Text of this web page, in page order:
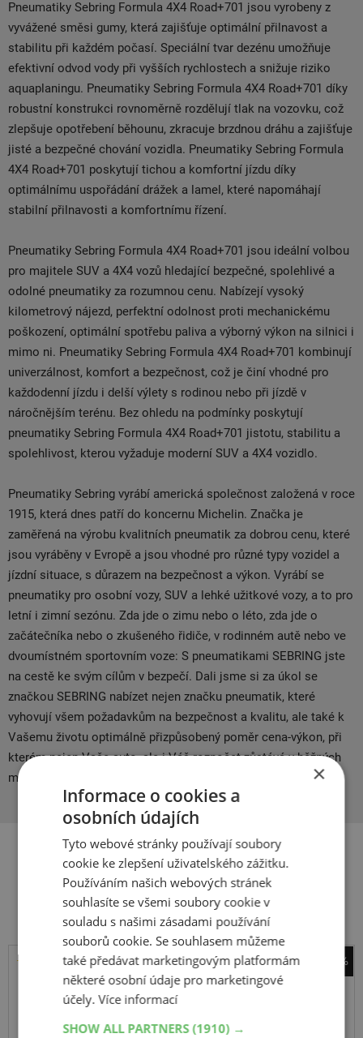
Pneumatiky Sebring Formula 4X4 Road+701 jsou vyrobeny z
vyvážené směsi gumy, která zajišťuje optimální přilnavost a
stabilitu při každém počasí. Speciální tvar dezénu umožňuje
efektivní odvod vody při vyšších rychlostech a snižuje riziko
aquaplaningu. Pneumatiky Sebring Formula 4X4 Road+701 díky
robustní konstrukci rovnoměrně rozdělují tlak na vozovku, což
zlepšuje opotřebení běhounu, zkracuje brzdnou dráhu a zajišťuje
jisté a bezpečné chování vozidla. Pneumatiky Sebring Formula
4X4 Road+701 poskytují tichou a komfortní jízdu díky
optimálnímu uspořádání drážek a lamel, které napomáhají
stabilní přilnavosti a komfortnímu řízení.
Pneumatiky Sebring Formula 4X4 Road+701 jsou ideální volbou
pro majitele SUV a 4X4 vozů hledající bezpečné, spolehlivé a
odolné pneumatiky za rozumnou cenu. Nabízejí vysoký
kilometrový nájezd, perfektní odolnost proti mechanickému
poškození, optimální spotřebu paliva a výborný výkon na silnici i
mimo ni. Pneumatiky Sebring Formula 4X4 Road+701 kombinují
univerzálnost, komfort a bezpečnost, což je činí vhodné pro
každodenní jízdu i delší výlety s rodinou nebo při jízdě v
náročnějším terénu. Bez ohledu na podmínky poskytují
pneumatiky Sebring Formula 4X4 Road+701 jistotu, stabilitu a
spolehlivost, kterou vyžaduje moderní SUV a 4X4 vozidlo.
Pneumatiky Sebring vyrábí americká společnost založená v roce
1915, která dnes patří do koncernu Michelin. Značka je
zaměřená na výrobu kvalitních pneumatik za dobrou cenu, které
jsou vyráběny v Evropě a jsou vhodné pro různé typy vozidel a
jízdní situace, s důrazem na bezpečnost a výkon. Vyrábí se
pneumatiky pro osobní vozy, SUV a lehké užitkové vozy, a to pro
letní i zimní sezónu. Zda jde o zimu nebo o léto, zda jde o
začátečníka nebo o zkušeného řidiče, v rodinném autě nebo ve
dvoumístném sportovním voze: S pneumatikami SEBRING jste
na cestě ke svým cílům v bezpečí. Dali jsme si za úkol se
značkou SEBRING nabízet nejen značku pneumatik, které
vyhovují všem požadavkům na bezpečnost a kvalitu, ale také k
Vašemu životu optimálně přizpůsobený poměr cena-výkon, při
kterém nejen Vaše auto, ale i Váš rozpočet zůstává v běžných
mezích.
Související produkty
-45%
Kormoran
SUV Summer
255 55 R18 109W
×
Informace o cookies a
osobních údajích
Tyto webové stránky používají soubory
cookie ke zlepšení uživatelského zážitku.
Používáním našich webových stránek
souhlasíte se všemi soubory cookie v
souladu s našimi zásadami používání
souborů cookie. Se souhlasem můžeme
také předávat marketingovým platformám
některé osobní údaje pro marketingové
účely.Více informací
SHOW ALL PARTNERS(1910) →